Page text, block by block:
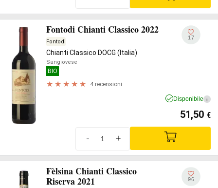
Fontodi Chianti Classico 2022
Fontodi
Chianti Classico DOCG (Italia)
Sangiovese
BIO
4 recensioni
17
Disponibile i
51,50 €
- +
Fèlsina Chianti Classico
Riserva 2021
96